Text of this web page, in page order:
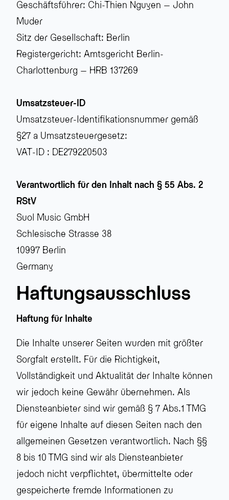
Geschäftsführer: Chi-Thien Nguyen – John
Muder
Sitz der Gesellschaft: Berlin
Registergericht: Amtsgericht Berlin-
Charlottenburg – HRB 137269
Umsatzsteuer-ID
Umsatzsteuer-Identifikationsnummer gemäß
§27 a Umsatzsteuergesetz:
VAT-ID : DE279220503
Verantwortlich für den Inhalt nach § 55 Abs. 2
RStV
Suol Music GmbH
Schlesische Strasse 38
10997 Berlin
Germany
Haftungsausschluss
Haftung für Inhalte
Die Inhalte unserer Seiten wurden mit größter
Sorgfalt erstellt. Für die Richtigkeit,
Vollständigkeit und Aktualität der Inhalte können
wir jedoch keine Gewähr übernehmen. Als
Diensteanbieter sind wir gemäß § 7 Abs.1 TMG
für eigene Inhalte auf diesen Seiten nach den
allgemeinen Gesetzen verantwortlich. Nach §§
8 bis 10 TMG sind wir als Diensteanbieter
jedoch nicht verpflichtet, übermittelte oder
gespeicherte fremde Informationen zu